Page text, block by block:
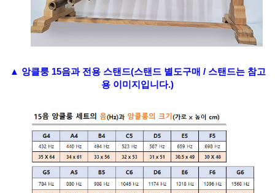
▲ 앙클룽 15음과 전용 스탠드(스탠드 별도구매 / 스탠드는 참고
용 이미지입니다.)